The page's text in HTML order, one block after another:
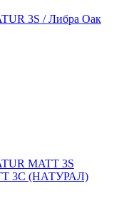
3S / Либра Оак
MATT 3S
3С (НАТУРАЛ)